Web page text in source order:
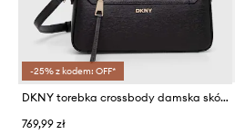
-25% z kodem: OFF*
DKNY torebka crossbody damska skórzana
769,99 zł